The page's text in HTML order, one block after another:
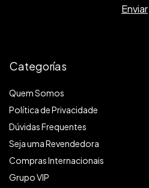
Categorías
Quem Somos
Política de Privacidade
Dúvidas Frequentes
Seja uma Revendedora
Compras Internacionais
Grupo VIP